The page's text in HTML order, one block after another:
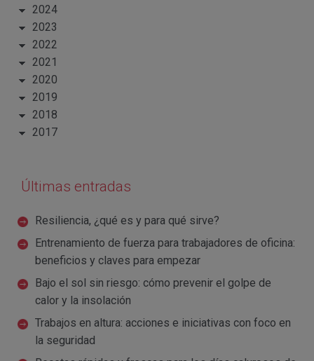
2024
2023
2022
2021
2020
2019
2018
2017
Últimas entradas
Resiliencia, ¿qué es y para qué sirve?
Entrenamiento de fuerza para trabajadores de oficina:
beneficios y claves para empezar
Bajo el sol sin riesgo: cómo prevenir el golpe de
calor y la insolación
Trabajos en altura: acciones e iniciativas con foco en
la seguridad